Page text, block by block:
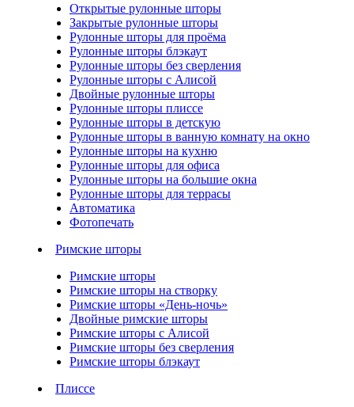
Открытые рулонные шторы
Закрытые рулонные шторы
Рулонные шторы для проёма
Рулонные шторы блэкаут
Рулонные шторы без сверления
Рулонные шторы с Алисой
Двойные рулонные шторы
Рулонные шторы плиссе
Рулонные шторы в детскую
Рулонные шторы в ванную комнату на окно
Рулонные шторы на кухню
Рулонные шторы для офиса
Рулонные шторы на большие окна
Рулонные шторы для террасы
Автоматика
Фотопечать
Римские шторы
Римские шторы
Римские шторы на створку
Римские шторы «День-ночь»
Двойные римские шторы
Римские шторы с Алисой
Римские шторы без сверления
Римские шторы блэкаут
Плиссе